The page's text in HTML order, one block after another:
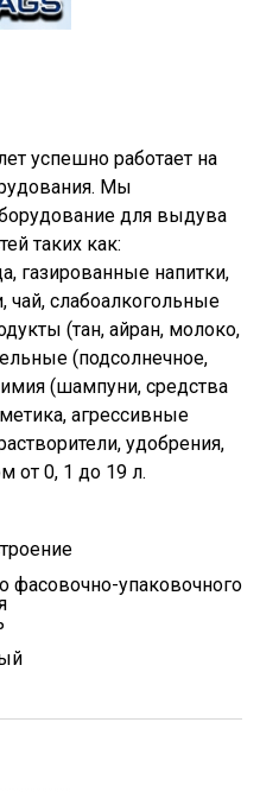
успешно работает на
Мы
для выдува
таких как:
газированные напитки,
чай, слабоалкогольные
(тан, айран, молоко,
(подсолнечное,
(шампуни, средства
агрессивные
удобрения,
от 0, 1 до 19 л.
фасовочно-упаковочного